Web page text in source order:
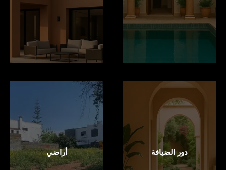
دور الضيافة أراضي